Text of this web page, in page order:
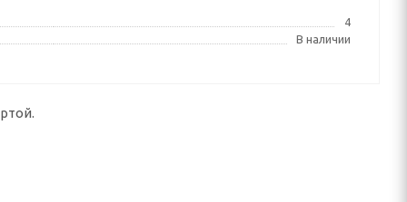
4
В наличии